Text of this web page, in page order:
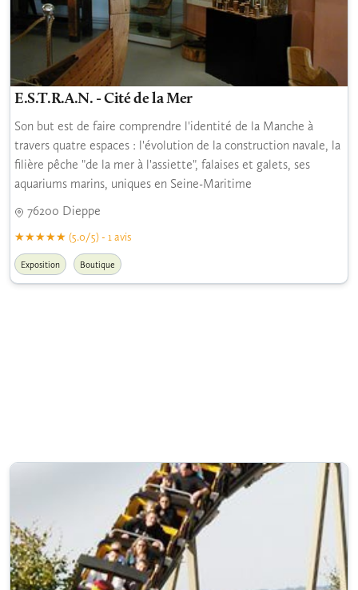
E.S.T.R.A.N. - Cité de la Mer
Son but est de faire comprendre l'identité de la Manche à
travers quatre espaces : l'évolution de la construction navale, la
filière pêche "de la mer à l'assiette", falaises et galets, ses
aquariums marins, uniques en Seine-Maritime
76200 Dieppe
(5.0/5) - 1 avis
Exposition Boutique